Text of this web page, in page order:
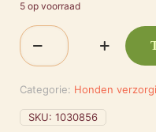
5 op voorraad
Flamingo
Shampoo
Puppy
aantal
Categorie: Honden
SKU: 1030856